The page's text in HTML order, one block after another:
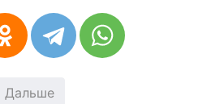
Дальше